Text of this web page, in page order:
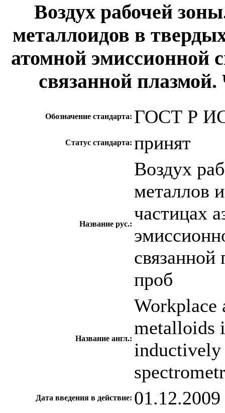
Воздух рабочей
металлоидов в
атомной эмиссионной
связанной
Обозначение стандарта: ГОСТ Р
Статус стандарта: принят
Название рус.:
Воздух
металлов
частицах
связанной
проб
Название англ.:
Workplace
metalloids
inductively
Дата введения в действие: 01.12.2009